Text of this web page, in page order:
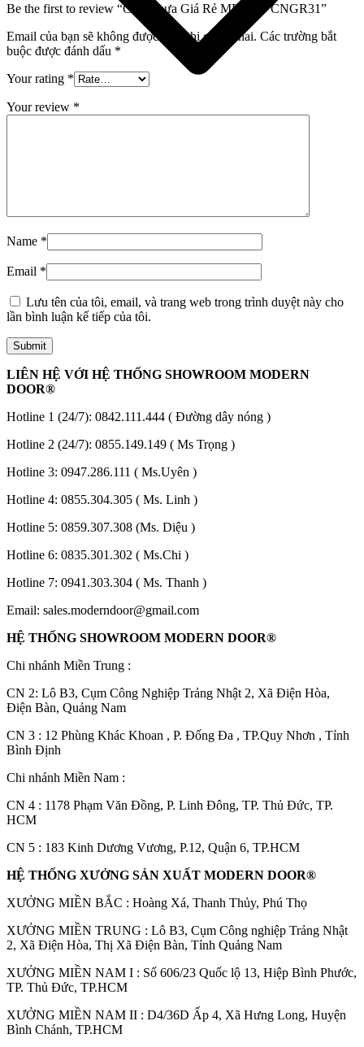
Giới thiệu CEO
Hồ sơ năng lực
Be the first to review “Cửa Nhựa Giá Rẻ MD.31 – CNGR31”
Email của bạn sẽ không được hiển thị công khai. Các trường bắt
buộc được đánh dấu *
Your rating *
Your review *
Name *
Email *
Lưu tên của tôi, email, và trang web trong trình duyệt này cho
lần bình luận kế tiếp của tôi.
LIÊN HỆ VỚI HỆ THỐNG SHOWROOM MODERN
DOOR®
Hotline 1 (24/7): 0842.111.444 ( Đường dây nóng )
Hotline 2 (24/7): 0855.149.149 ( Ms Trọng )
Hotline 3: 0947.286.111 ( Ms.Uyên )
Hotline 4: 0855.304.305 ( Ms. Linh )
Hotline 5: 0859.307.308 (Ms. Diệu )
Hotline 6: 0835.301.302 ( Ms.Chi )
Hotline 7: 0941.303.304 ( Ms. Thanh )
Email: sales.moderndoor@gmail.com
HỆ THỐNG SHOWROOM MODERN DOOR®
Chi nhánh Miền Trung :
CN 2: Lô B3, Cụm Công Nghiệp Trảng Nhật 2, Xã Điện Hòa,
Điện Bàn, Quảng Nam
CN 3 : 12 Phùng Khác Khoan , P. Đống Đa , TP.Quy Nhơn , Tỉnh
Bình Định
Chi nhánh Miền Nam :
CN 4 : 1178 Phạm Văn Đồng, P. Linh Đông, TP. Thủ Đức, TP.
HCM
CN 5 : 183 Kinh Dương Vương, P.12, Quận 6, TP.HCM
HỆ THỐNG XƯỞNG SẢN XUẤT MODERN DOOR®
XƯỞNG MIỀN BẮC : Hoàng Xá, Thanh Thủy, Phú Thọ
XƯỞNG MIỀN TRUNG : Lô B3, Cụm Công nghiệp Trảng Nhật
2, Xã Điện Hòa, Thị Xã Điện Bàn, Tỉnh Quảng Nam
XƯỞNG MIỀN NAM I : Số 606/23 Quốc lộ 13, Hiệp Bình Phước,
TP. Thủ Đức, TP.HCM
XƯỞNG MIỀN NAM II : D4/36D Ấp 4, Xã Hưng Long, Huyện
Bình Chánh, TP.HCM